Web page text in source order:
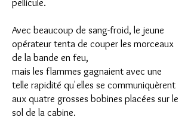
pellicule.
Avec beaucoup de sang-froid, le jeune
opérateur tenta de couper les morceaux
de la bande en feu,
mais les flammes gagnaient avec une
telle rapidité qu'elles se communiquèrent
aux quatre grosses bobines placées sur le
sol de la cabine.